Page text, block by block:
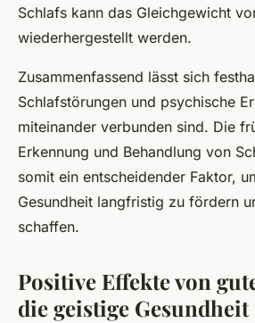
Schlafs kann das Gleichgewicht
wiederhergestellt werden.
Zusammenfassend lässt sich
Schlafstörungen und psychische
miteinander verbunden sind. Die
Erkennung und Behandlung von
somit ein entscheidender Faktor,
Gesundheit langfristig zu fördern
schaffen.
Positive Effekte von
die geistige Gesundheit